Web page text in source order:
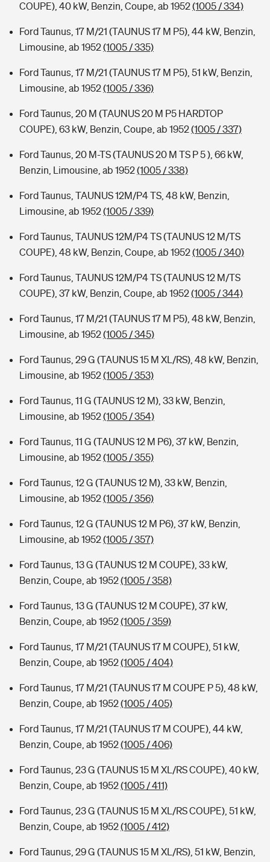
COUPE), 40 kW, Benzin, Coupe, ab 1952(1005 / 334)
Ford Taunus, 17 M/21 (TAUNUS 17 M P5), 44 kW, Benzin,
Limousine, ab 1952(1005 / 335)
Ford Taunus, 17 M/21 (TAUNUS 17 M P5), 51 kW, Benzin,
Limousine, ab 1952(1005 / 336)
Ford Taunus, 20 M (TAUNUS 20 M P5 HARDTOP
COUPE), 63 kW, Benzin, Coupe, ab 1952(1005 / 337)
Ford Taunus, 20 M-TS (TAUNUS 20 M TS P 5 ), 66 kW,
Benzin, Limousine, ab 1952(1005 / 338)
Ford Taunus, TAUNUS 12M/P4 TS, 48 kW, Benzin,
Limousine, ab 1952(1005 / 339)
Ford Taunus, TAUNUS 12M/P4 TS (TAUNUS 12 M/TS
COUPE), 48 kW, Benzin, Coupe, ab 1952(1005 / 340)
Ford Taunus, TAUNUS 12M/P4 TS (TAUNUS 12 M/TS
COUPE), 37 kW, Benzin, Coupe, ab 1952(1005 / 344)
Ford Taunus, 17 M/21 (TAUNUS 17 M P5), 48 kW, Benzin,
Limousine, ab 1952(1005 / 345)
Ford Taunus, 29 G (TAUNUS 15 M XL/RS), 48 kW, Benzin,
Limousine, ab 1952(1005 / 353)
Ford Taunus, 11 G (TAUNUS 12 M), 33 kW, Benzin,
Limousine, ab 1952(1005 / 354)
Ford Taunus, 11 G (TAUNUS 12 M P6), 37 kW, Benzin,
Limousine, ab 1952(1005 / 355)
Ford Taunus, 12 G (TAUNUS 12 M), 33 kW, Benzin,
Limousine, ab 1952(1005 / 356)
Ford Taunus, 12 G (TAUNUS 12 M P6), 37 kW, Benzin,
Limousine, ab 1952(1005 / 357)
Ford Taunus, 13 G (TAUNUS 12 M COUPE), 33 kW,
Benzin, Coupe, ab 1952(1005 / 358)
Ford Taunus, 13 G (TAUNUS 12 M COUPE), 37 kW,
Benzin, Coupe, ab 1952(1005 / 359)
Ford Taunus, 17 M/21 (TAUNUS 17 M COUPE), 51 kW,
Benzin, Coupe, ab 1952(1005 / 404)
Ford Taunus, 17 M/21 (TAUNUS 17 M COUPE P 5), 48 kW,
Benzin, Coupe, ab 1952(1005 / 405)
Ford Taunus, 17 M/21 (TAUNUS 17 M COUPE), 44 kW,
Benzin, Coupe, ab 1952(1005 / 406)
Ford Taunus, 23 G (TAUNUS 15 M XL/RS COUPE), 40 kW,
Benzin, Coupe, ab 1952(1005 / 411)
Ford Taunus, 23 G (TAUNUS 15 M XL/RS COUPE), 51 kW,
Benzin, Coupe, ab 1952(1005 / 412)
Ford Taunus, 29 G (TAUNUS 15 M XL/RS), 51 kW, Benzin,